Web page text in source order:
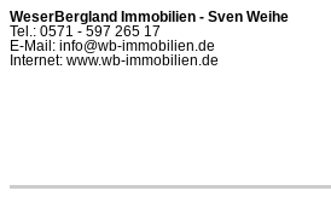
WeserBergland Immobilien - Sven Weihe
Tel.: 0571 - 597 265 17
E-Mail: info@wb-immobilien.de
Internet: www.wb-immobilien.de